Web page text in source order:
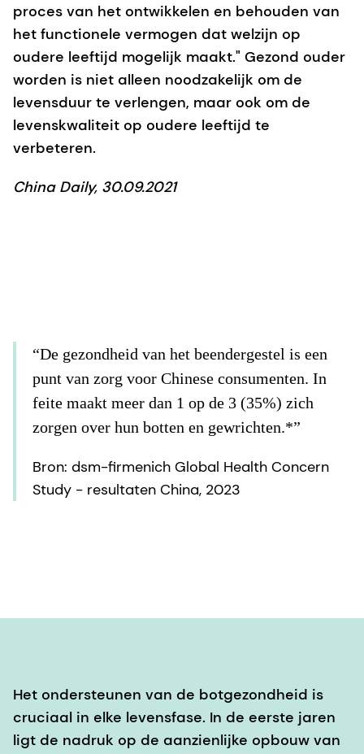
proces van het ontwikkelen en behouden van
het functionele vermogen dat welzijn op
oudere leeftijd mogelijk maakt." Gezond ouder
worden is niet alleen noodzakelijk om de
levensduur te verlengen, maar ook om de
levenskwaliteit op oudere leeftijd te
verbeteren.
China Daily, 30.09.2021
“De gezondheid van het beendergestel is een
punt van zorg voor Chinese consumenten. In
feite maakt meer dan 1 op de 3 (35%) zich
zorgen over hun botten en gewrichten.*”
Bron: dsm-firmenich Global Health Concern
Study - resultaten China, 2023
Het ondersteunen van de botgezondheid is
cruciaal in elke levensfase. In de eerste jaren
ligt de nadruk op de aanzienlijke opbouw van